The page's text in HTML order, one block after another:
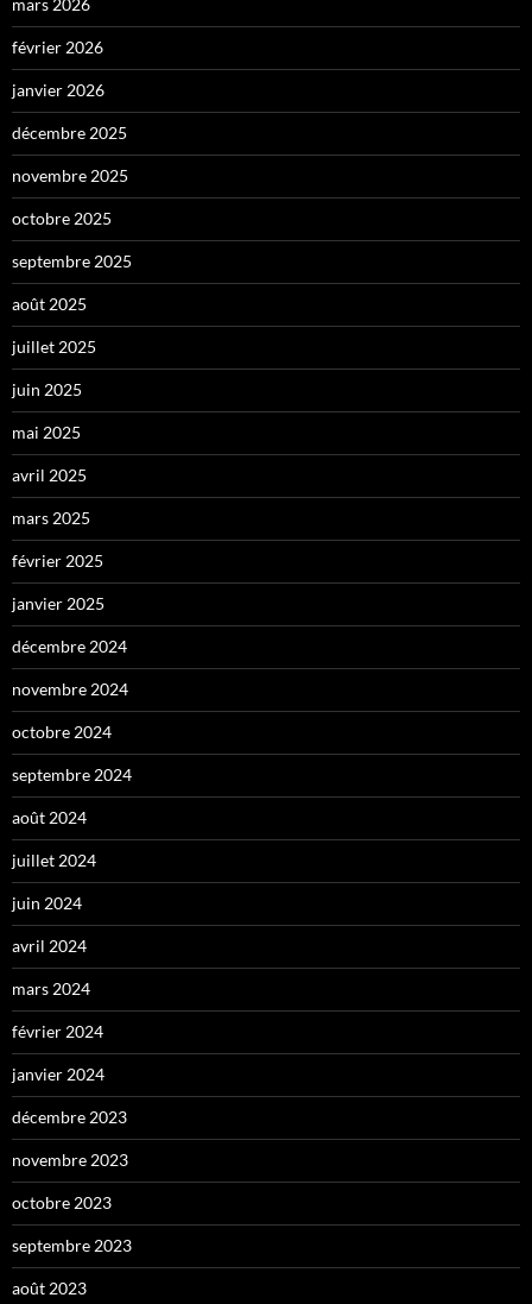
mars 2026
février 2026
janvier 2026
décembre 2025
novembre 2025
octobre 2025
septembre 2025
août 2025
juillet 2025
juin 2025
mai 2025
avril 2025
mars 2025
février 2025
janvier 2025
décembre 2024
novembre 2024
octobre 2024
septembre 2024
août 2024
juillet 2024
juin 2024
avril 2024
mars 2024
février 2024
janvier 2024
décembre 2023
novembre 2023
octobre 2023
septembre 2023
août 2023